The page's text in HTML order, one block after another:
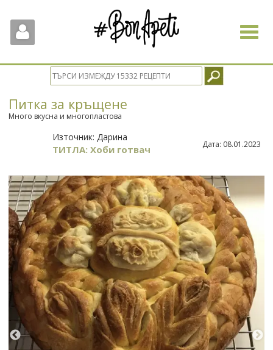
Toggle
Питка за кръщене
Много вкусна и многопластова
Източник: Дарина
ТИТЛА: Хоби готвач Дата: 08.01.2023